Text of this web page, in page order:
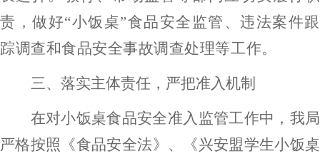
责，做好“小饭桌”食品安全监管、违法案件跟
踪调查和食品安全事故调查处理等工作。
三、 落实主体责任，严把准入机制
在对小饭桌食品安全准入监管工作中，我局
严格按照 《食品安全法》 、
《兴安盟学生小饭桌